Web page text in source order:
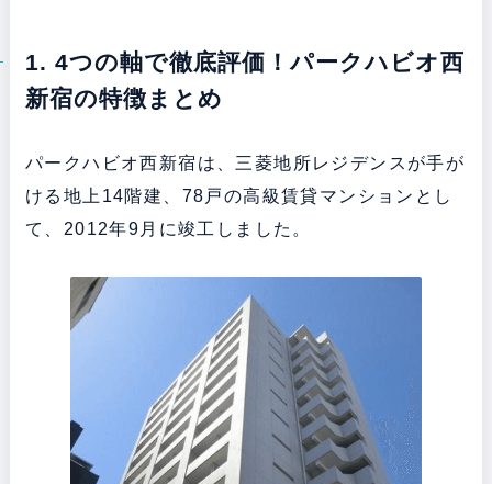
1. 4つの軸で徹底評価！パークハビオ西
新宿の特徴まとめ
パークハビオ西新宿は、三菱地所レジデンスが手が
ける地上14階建、78戸の高級賃貸マンションとし
て、2012年9月に竣工しました。